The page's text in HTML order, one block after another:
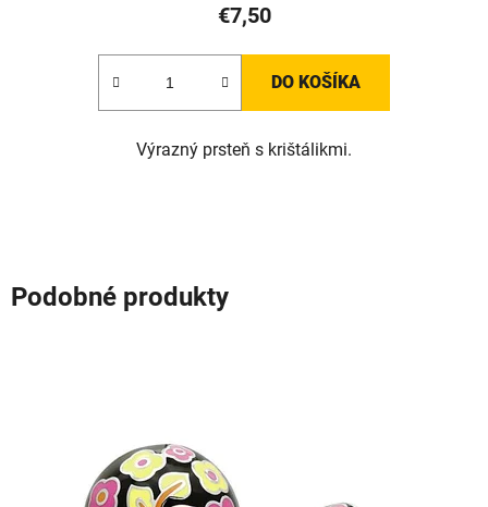
€7,50
DO KOŠÍKA
Výrazný prsteň s krištálikmi.
Podobné produkty